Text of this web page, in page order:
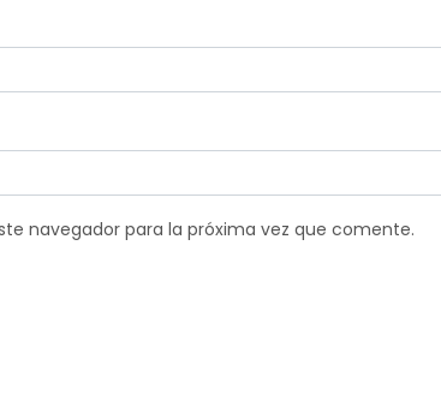
navegador para la próxima vez que comente.